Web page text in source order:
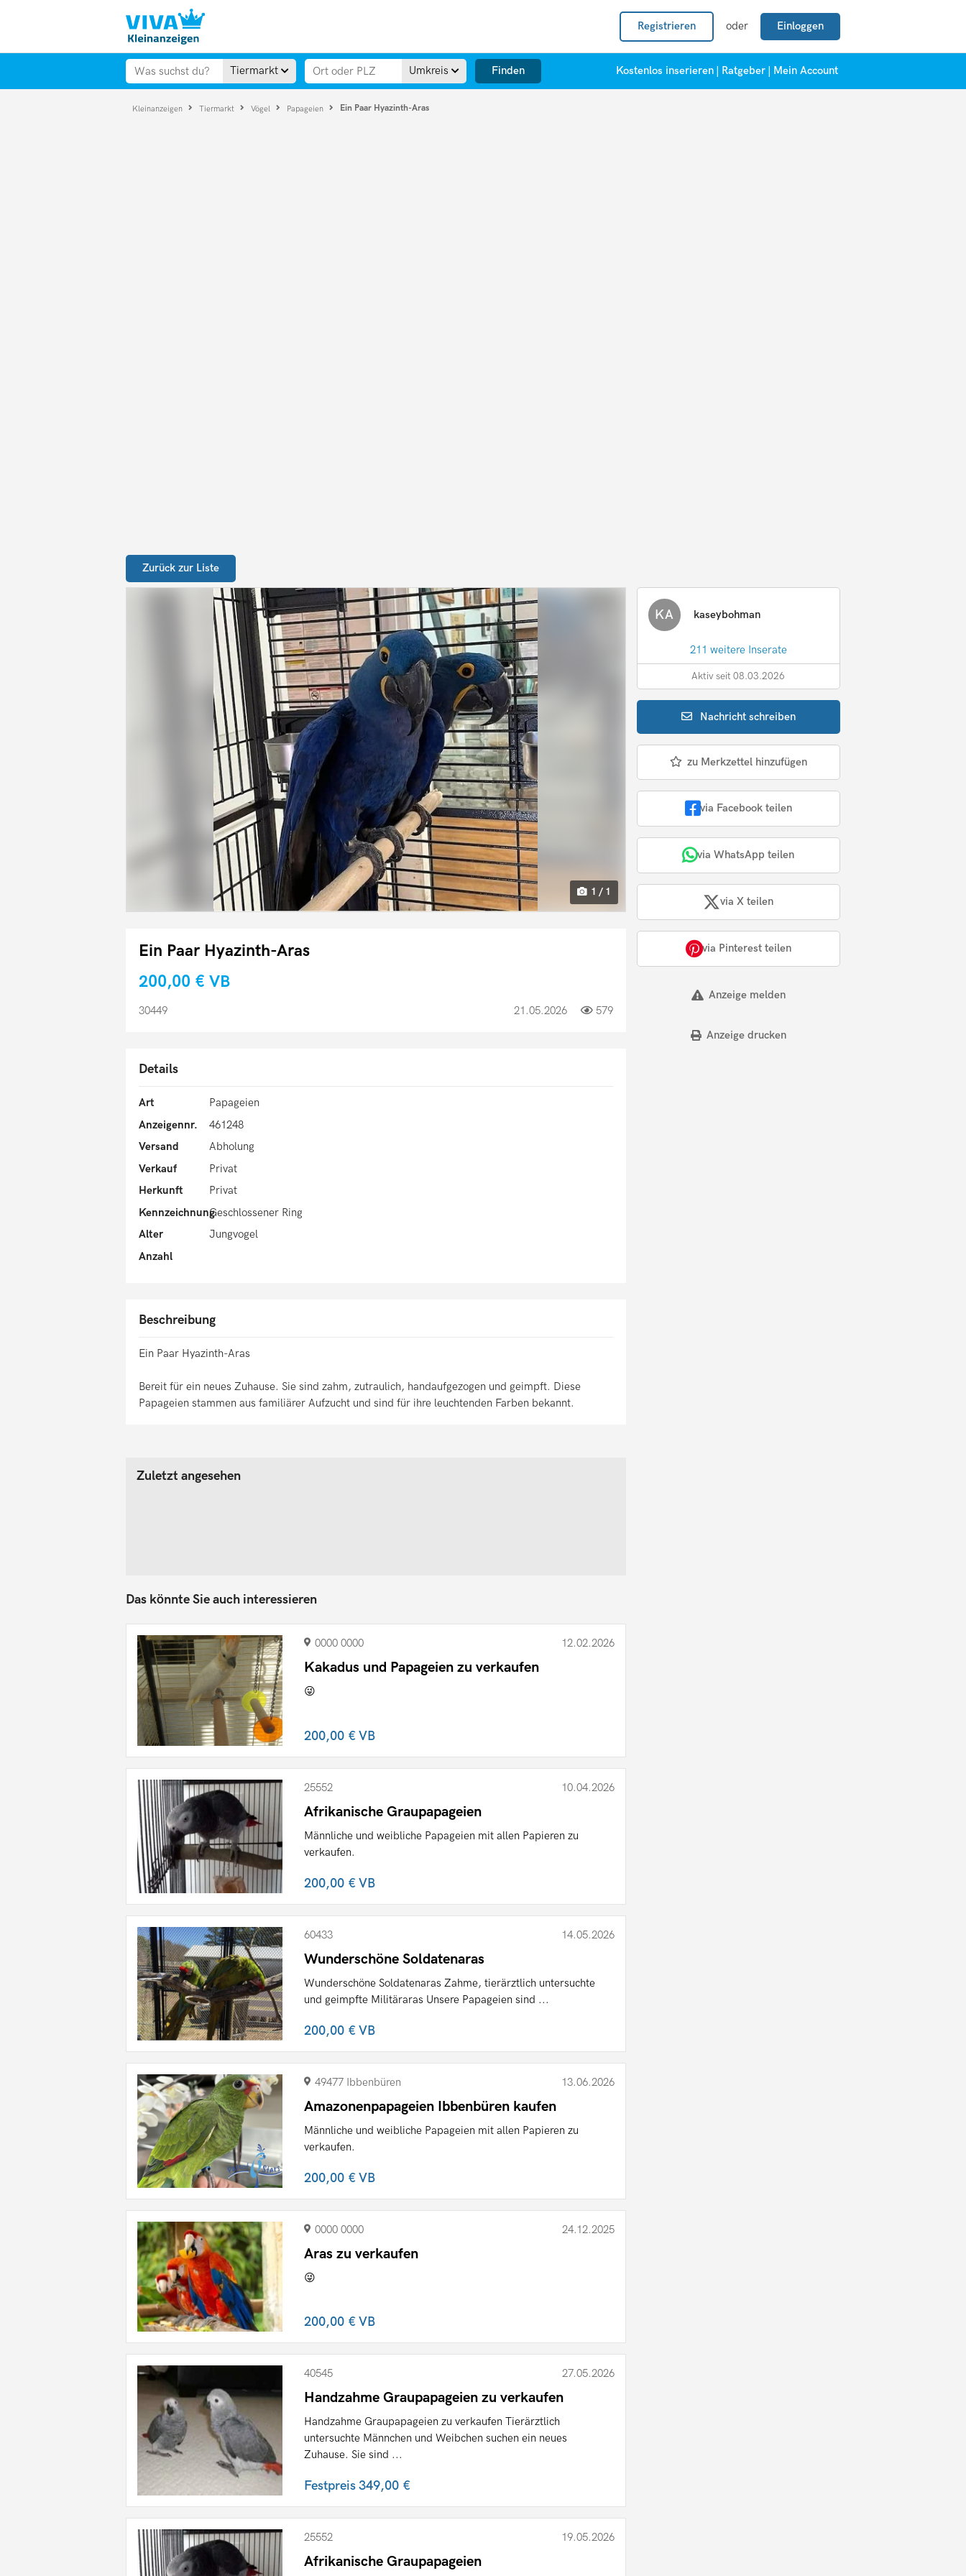
Registrieren oder Einloggen
Tiermarkt Umkreis Finden Kostenlos inserieren Ratgeber Mein Account
Kleinanzeigen Tiermarkt Vögel Papageien Ein Paar Hyazinth-Aras
Zurück zur Liste
1 / 1
Ein Paar Hyazinth-Aras
200,00 € VB
30449 21.05.2026 579
Details
Art
Papageien
Anzeigennr.
461248
Versand
Abholung
Verkauf
Privat
Herkunft
Privat
KennzeichnungGeschlossener Ring
Alter
Jungvogel
Anzahl
Beschreibung
Ein Paar Hyazinth-Aras
Bereit für ein neues Zuhause. Sie sind zahm, zutraulich, handaufgezogen und geimpft. Diese
Papageien stammen aus familiärer Aufzucht und sind für ihre leuchtenden Farben bekannt.
KA kaseybohman
211 weitere Inserate
Aktiv seit 08.03.2026
Nachrichtschreiben
zu Merkzettel hinzufügen
via Facebook teilen
via WhatsApp teilen
via X teilen
via Pinterest teilen
Anzeige melden
Anzeige drucken
Zuletzt angesehen
Das könnte Sie auch interessieren
0000 0000 12.02.2026
Kakadus und Papageien zu verkaufen
😜
200,00 €VB
25552 10.04.2026
Afrikanische Graupapageien
Männliche und weibliche Papageien mit allen Papieren zu
verkaufen.
200,00 €VB
60433 14.05.2026
Wunderschöne Soldatenaras
Wunderschöne Soldatenaras Zahme, tierärztlich untersuchte
und geimpfte Militäraras Unsere Papageien sind ...
200,00 €VB
49477 Ibbenbüren 13.06.2026
Amazonenpapageien Ibbenbüren kaufen
Männliche und weibliche Papageien mit allen Papieren zu
verkaufen.
200,00 €VB
0000 0000 24.12.2025
Aras zu verkaufen
😜
200,00 €VB
40545 27.05.2026
Handzahme Graupapageien zu verkaufen
Handzahme Graupapageien zu verkaufen Tierärztlich
untersuchte Männchen und Weibchen suchen ein neues
Zuhause. Sie sind ...
Festpreis349,00 €
25552 19.05.2026
Afrikanische Graupapageien